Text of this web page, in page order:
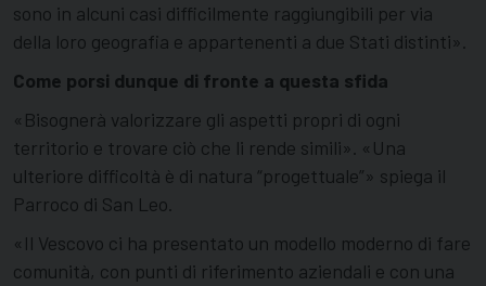
sono in alcuni casi difficilmente raggiungibili per via
della loro geografia e appartenenti a due Stati distinti».
Come porsi dunque di fronte a questa sfida
«Bisognerà valorizzare gli aspetti propri di ogni
territorio e trovare ciò che li rende simili». «Una
ulteriore difficoltà è di natura “progettuale”» spiega il
Parroco di San Leo.
«Il Vescovo ci ha presentato un modello moderno di fare
comunità, con punti di riferimento aziendali e con una